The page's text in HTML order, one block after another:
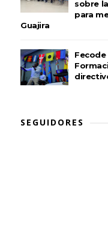
sobre
para
Guajira
Fecode
SEGUIDORES